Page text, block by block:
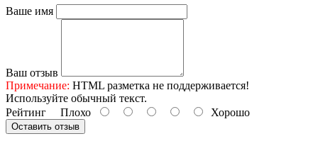
Ваше имя
Ваш отзыв
Примечание: HTML разметка не поддерживается!
Используйте обычный текст.
Рейтинг Плохо Хорошо
Оставить отзыв